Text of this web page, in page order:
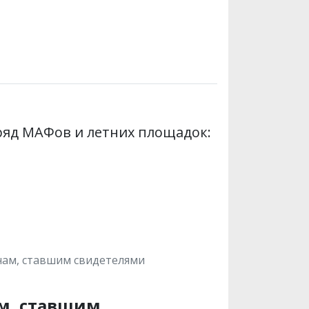
МАФов и летних площадок:
ставшим свидетелями